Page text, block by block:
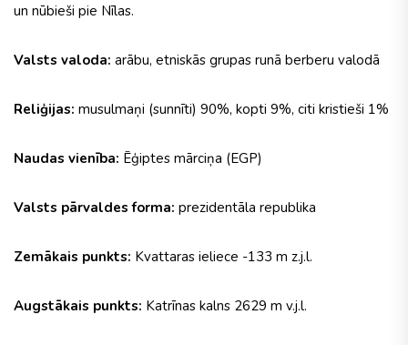
un nūbieši pie Nīlas.
Valsts valoda: arābu, etniskās grupas runā berberu valodā
Reliģijas: musulmaņi (sunnīti) 90%, kopti 9%, citi kristieši 1%
Naudas vienība: Ēģiptes mārciņa (EGP)
Valsts pārvaldes forma: prezidentāla republika
Zemākais punkts: Kvattaras ieliece -133 m z.j.l.
Augstākais punkts: Katrīnas kalns 2629 m v.j.l.